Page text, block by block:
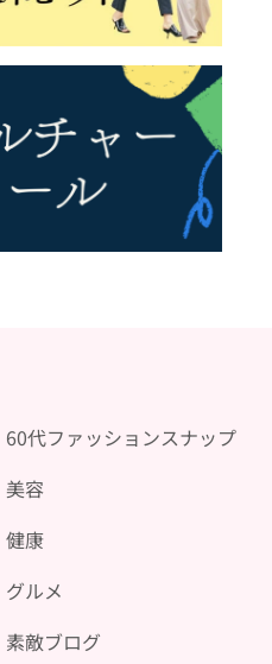
60代ファッションスナップ
美容
健康
グルメ
素敵ブログ